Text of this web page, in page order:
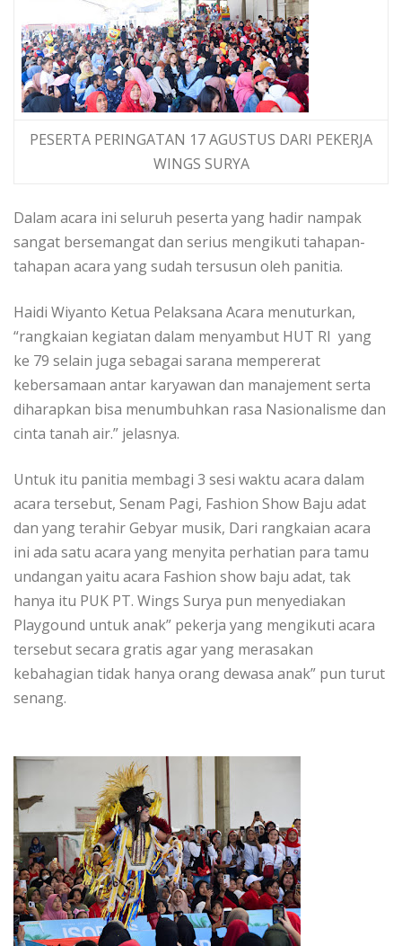
PESERTA PERINGATAN 17 AGUSTUS DARI PEKERJA
WINGS SURYA
Dalam acara ini seluruh peserta yang hadir nampak
sangat bersemangat dan serius mengikuti tahapan-
tahapan acara yang sudah tersusun oleh panitia.
Haidi Wiyanto Ketua Pelaksana Acara menuturkan,
“rangkaian kegiatan dalam menyambut HUT RI yang
ke 79 selain juga sebagai sarana mempererat
kebersamaan antar karyawan dan manajement serta
diharapkan bisa menumbuhkan rasa Nasionalisme dan
cinta tanah air.” jelasnya.
Untuk itu panitia membagi 3 sesi waktu acara dalam
acara tersebut, Senam Pagi, Fashion Show Baju adat
dan yang terahir Gebyar musik, Dari rangkaian acara
ini ada satu acara yang menyita perhatian para tamu
undangan yaitu acara Fashion show baju adat, tak
hanya itu PUK PT. Wings Surya pun menyediakan
Playgound untuk anak” pekerja yang mengikuti acara
tersebut secara gratis agar yang merasakan
kebahagian tidak hanya orang dewasa anak” pun turut
senang.